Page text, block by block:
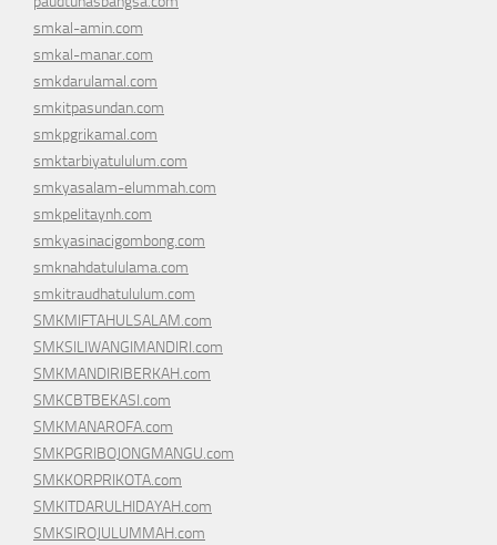
smkal-amin.com
smkal-manar.com
smkdarulamal.com
smkitpasundan.com
smkpgrikamal.com
smktarbiyatululum.com
smkyasalam-elummah.com
smkpelitaynh.com
smkyasinacigombong.com
smknahdatululama.com
smkitraudhatululum.com
SMKMIFTAHULSALAM.com
SMKSILIWANGIMANDIRI.com
SMKMANDIRIBERKAH.com
SMKCBTBEKASI.com
SMKMANAROFA.com
SMKPGRIBOJONGMANGU.com
SMKKORPRIKOTA.com
SMKITDARULHIDAYAH.com
SMKSIROJULUMMAH.com